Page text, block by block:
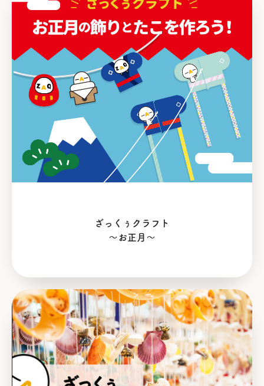
ざっくぅクラフト
〜お正月〜